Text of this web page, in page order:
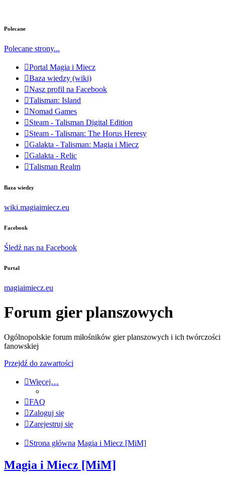
Polecane
Polecane strony...
Portal Magia i Miecz
Baza wiedzy (wiki)
Nasz profil na Facebook
Talisman: Island
Nomad Games
Steam - Talisman Digital Edition
Steam - Talisman: The Horus Heresy
Galakta - Talisman: Magia i Miecz
Galakta - Relic
Talisman Realm
Baza wiedzy
wiki.magiaimiecz.eu
Facebook
Śledź nas na Facebook
Portal
magiaimiecz.eu
Forum gier planszowych
Ogólnopolskie forum miłośników gier planszowych i ich twórczości
fanowskiej
Przejdź do zawartości
Więcej…
FAQ
Zaloguj się
Zarejestruj się
Strona główna Magia i Miecz [MiM]
Magia i Miecz [MiM]